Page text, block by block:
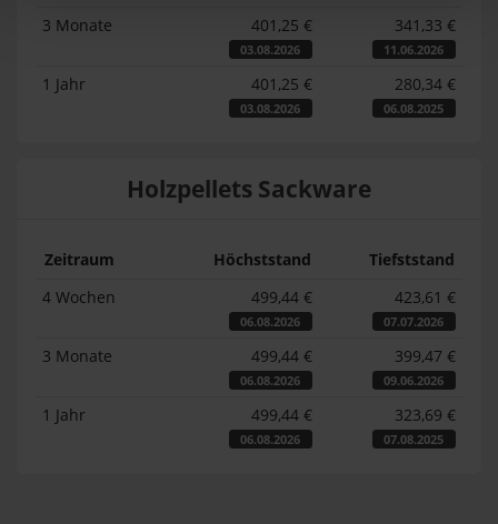
3 Monate 401,25 €
03.08.2026
341,33 €
11.06.2026
1 Jahr 401,25 €
03.08.2026
280,34 €
06.08.2025
Holzpellets Sackware
Zeitraum Höchststand
Tiefststand
4 Wochen
499,44 €
06.08.2026
423,61 €
07.07.2026
3 Monate 499,44 €
06.08.2026
399,47 €
09.06.2026
1 Jahr 499,44 €
06.08.2026
323,69 €
07.08.2025